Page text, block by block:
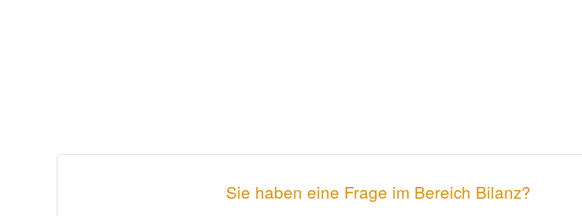
Sie haben eine Frage im Bereich Bilanz?